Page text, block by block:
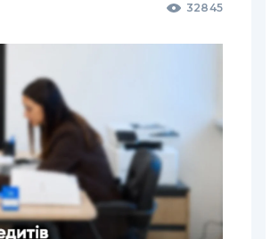
32845